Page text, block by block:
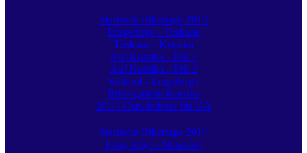
Startseite Bikertage 2013
Erzgebirge - Toskana
Toskana - Korsika
Auf Korsika - Teil 1
Auf Korsika - Teil 2
Südtirol - Erzgebirge
Bildergalerie Korsika
2014: Ostwindtour bis UA
Startseite Bikertage 2014
Erzgebirge - Slowakei